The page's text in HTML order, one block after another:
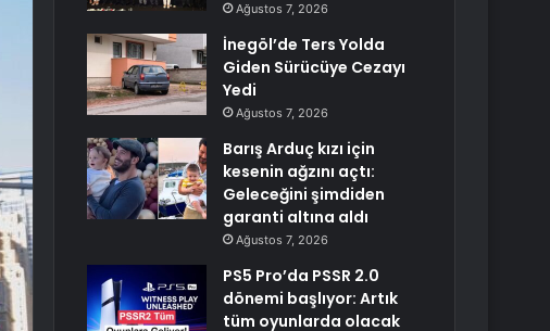
Ağustos 7, 2026
İnegöl’de Ters Yolda
Giden Sürücüye Cezayı
Yedi
Ağustos 7, 2026
Barış Arduç kızı için
kesenin ağzını açtı:
Geleceğini şimdiden
garanti altına aldı
Ağustos 7, 2026
PS5 Pro’da PSSR 2.0
dönemi başlıyor: Artık
tüm oyunlarda olacak